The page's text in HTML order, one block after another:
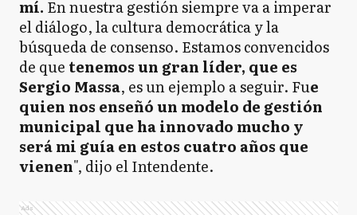
mí. En nuestra gestión siempre va a imperar
el diálogo, la cultura democrática y la
búsqueda de consenso. Estamos convencidos
de que tenemos un gran líder, que es
Sergio Massa, es un ejemplo a seguir. Fue
quien nos enseñó un modelo de gestión
municipal que ha innovado mucho y
será mi guía en estos cuatro años que
vienen", dijo el Intendente.
Ads